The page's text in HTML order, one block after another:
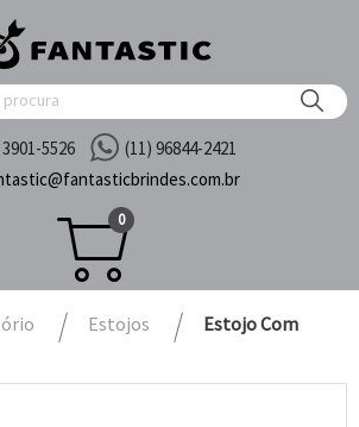
5526
(11) 96844-2421
fantasticbrindes.com.br
0
Estojos
Estojo Com